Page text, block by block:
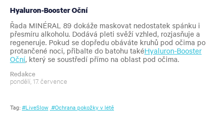
Hyaluron-Booster Oční
Řada MINÉRAL 89 dokáže maskovat nedostatek spánku i
přesmíru alkoholu. Dodává pleti svěží vzhled, rozjasňuje a
regeneruje. Pokud se dopředu obáváte kruhů pod očima po
protančené noci, přibalte do batohu takéHyaluron-Booster
Oční, který se soustředí přímo na oblast pod očima.
Redakce
pondělí, 17. července
Tag:#LiveSlow #Ochrana pokožky v létě